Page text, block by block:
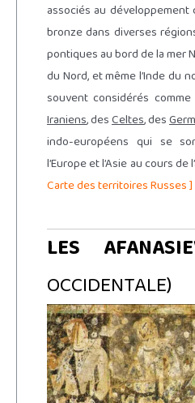
associés au développement
bronze dans diverses
pontiques au bord de la mer
du Nord, et même l’Inde du
souvent considérés
Iraniens, desCeltes, des
indo-européens qui se
l’Europe et l’Asie au cours
Carte des territoires Russes ]
LES
OCCIDENTALE)